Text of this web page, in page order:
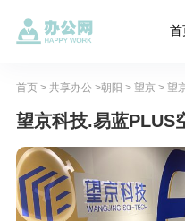
首
首页> 共享办公 >朝阳 > 望京> 望
望京科技.易蓝PLUS